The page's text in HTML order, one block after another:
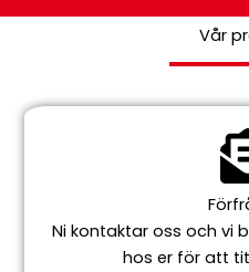
Vår
Ni kontaktar oss och vi
hos er för att